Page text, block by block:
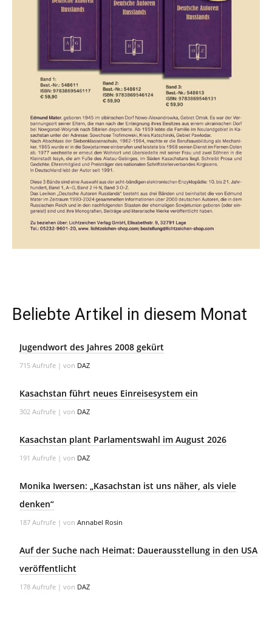
Beliebte Artikel in diesem Monat
Jugendwort des Jahres 2008 gekürt
715 Aufrufe | von DAZ
Kasachstan führt neues Einreisesystem ein
302 Aufrufe | von DAZ
Kasachstan plant Parlamentswahl im August 2026
191 Aufrufe | von DAZ
Monika Iwersen: „Kasachstan ist uns näher, als viele
denken“
187 Aufrufe | von Annabel Rosin
Auf der Suche nach Heimat: Dauerausstellung in den USA
veröffentlicht
178 Aufrufe | von DAZ